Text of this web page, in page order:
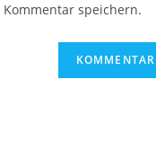
speichern.